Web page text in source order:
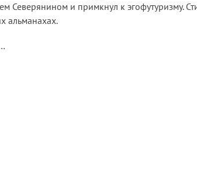
Северянином и примкнул к эгофутуризму.
альманахах.